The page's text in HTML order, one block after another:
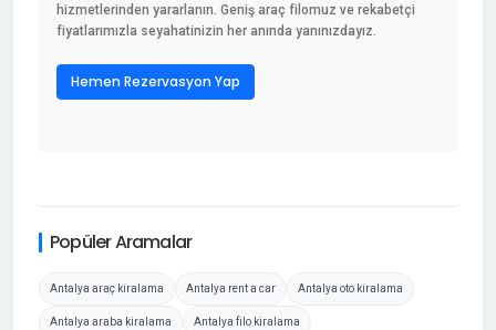
hizmetlerinden yararlanın. Geniş araç filomuz ve rekabetçi
fiyatlarımızla seyahatinizin her anında yanınızdayız.
Hemen Rezervasyon Yap
Popüler Aramalar
Antalya araç kiralama Antalya rent a car Antalya oto kiralama
Antalya araba kiralama Antalya filo kiralama